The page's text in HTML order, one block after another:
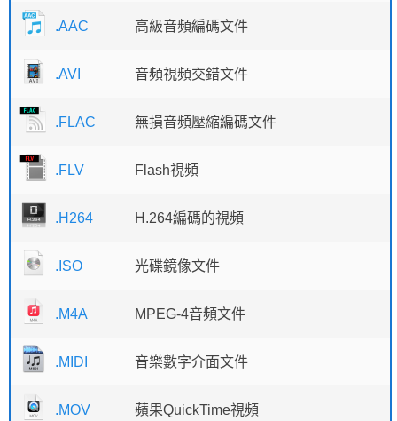
.AAC 高級音頻編碼文件
.AVI 音頻視頻交錯文件
.FLAC 無損音頻壓縮編碼文件
.FLV Flash視頻
.H264 H.264編碼的視頻
.ISO 光碟鏡像文件
.M4A MPEG-4音頻文件
.MIDI 音樂數字介面文件
.MOV 蘋果QuickTime視頻